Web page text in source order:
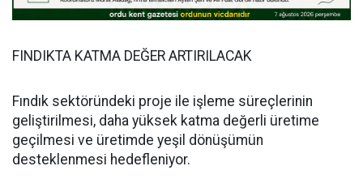
FINDIKTA KATMA DEĞER ARTIRILACAK
Fındık sektöründeki proje ile işleme süreçlerinin
geliştirilmesi, daha yüksek katma değerli üretime
geçilmesi ve üretimde yeşil dönüşümün
desteklenmesi hedefleniyor.